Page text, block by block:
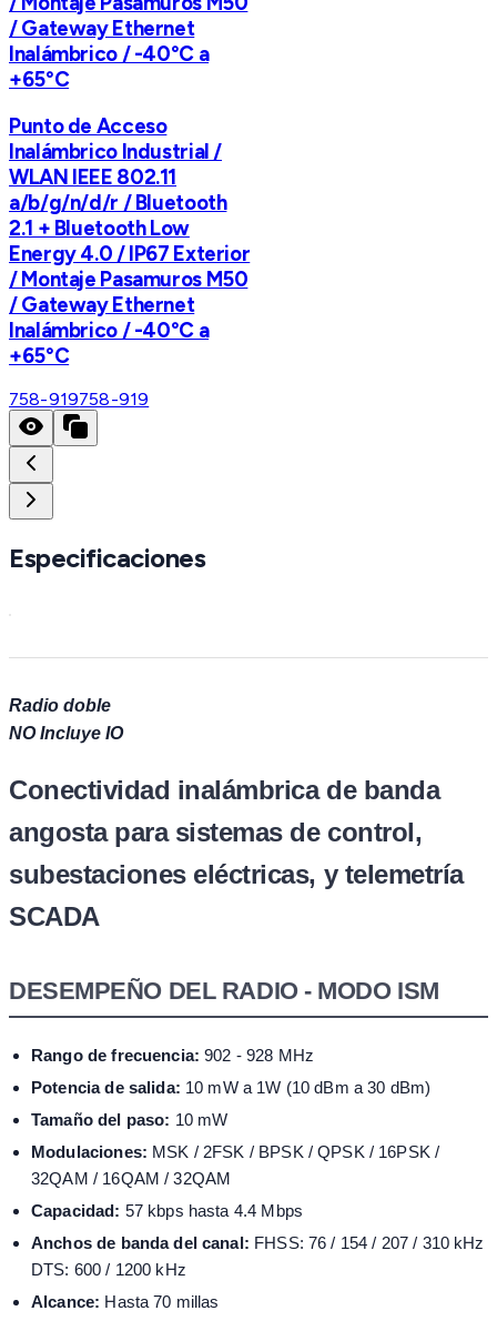
/ Gateway Ethernet
Inalámbrico / -40°C a
+65°C
Punto de Acceso
Inalámbrico Industrial /
WLAN IEEE 802.11
a/b/g/n/d/r / Bluetooth
2.1 + Bluetooth Low
Energy 4.0 / IP67 Exterior
/ Montaje Pasamuros M50
/ Gateway Ethernet
Inalámbrico / -40°C a
+65°C
758-919758-919
Especificaciones
Radio doble
NO Incluye IO
Conectividad inalámbrica de banda
angosta para sistemas de control,
subestaciones eléctricas, y telemetría
SCADA
DESEMPEÑO DEL RADIO - MODO ISM
Rango de frecuencia: 902 - 928 MHz
Potencia de salida: 10 mW a 1W (10 dBm a 30 dBm)
Tamaño del paso: 10 mW
Modulaciones: MSK / 2FSK / BPSK / QPSK / 16PSK /
32QAM / 16QAM / 32QAM
Capacidad: 57 kbps hasta 4.4 Mbps
Anchos de banda del canal: FHSS: 76 / 154 / 207 / 310 kHz
DTS: 600 / 1200 kHz
Alcance: Hasta 70 millas